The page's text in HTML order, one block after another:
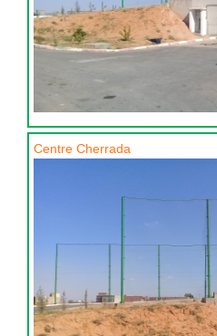
Centre Cherrada